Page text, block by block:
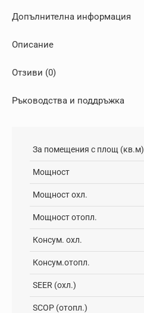
Допълнителна информация
Описание
Отзиви (0)
Ръководства и поддръжка
За помещения с площ (кв.м)
Мощност
Мощност охл.
Мощност отопл.
Консум. охл.
Консум.отопл.
SEER (охл.)
SCOP (отопл.)